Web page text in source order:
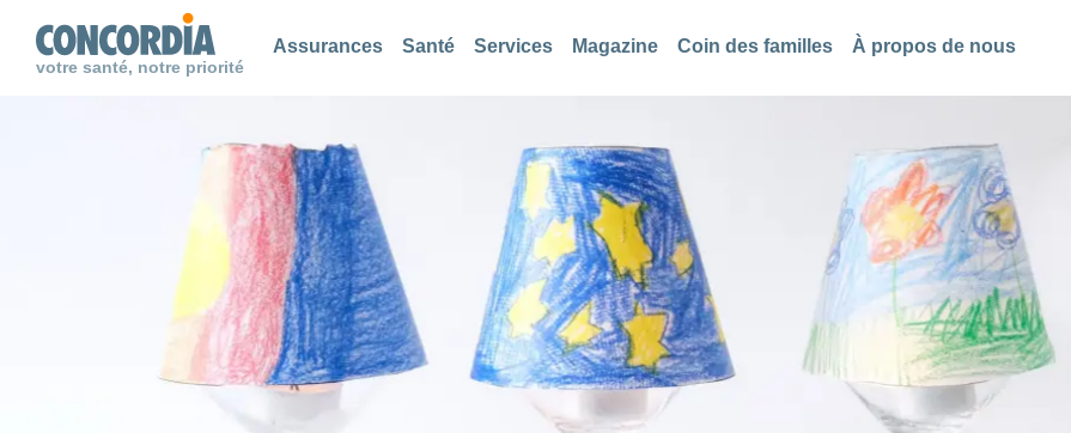
votre santé, notre priorité
Assurances Santé Services Magazine Coin des familles À propos de nous
Chercher
Chercher
Chercher